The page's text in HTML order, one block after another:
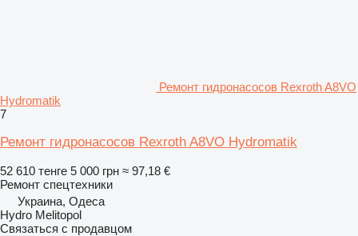
Ремонт гидронасосов Rexroth A8VO
Hydromatik
7
Ремонт гидронасосов Rexroth A8VO Hydromatik
52 610 тенге 5 000 грн ≈ 97,18 €
Ремонт спецтехники
Украина, Одеса
Hydro Melitopol
Связаться с продавцом